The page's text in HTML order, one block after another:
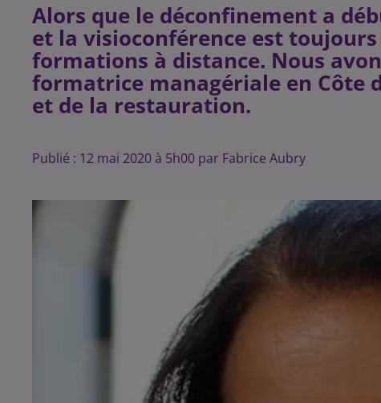
Alors que le déconfinement a
et la visioconférence est
formations à distance. Nous
formatrice managériale en Côte
et de la restauration.
Publié : 12 mai 2020 à 5h00 par Fabrice Aubry